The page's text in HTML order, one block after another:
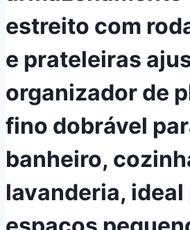
estreito com
e prateleiras
organizador de
fino dobrável
banheiro,
lavanderia, ideal